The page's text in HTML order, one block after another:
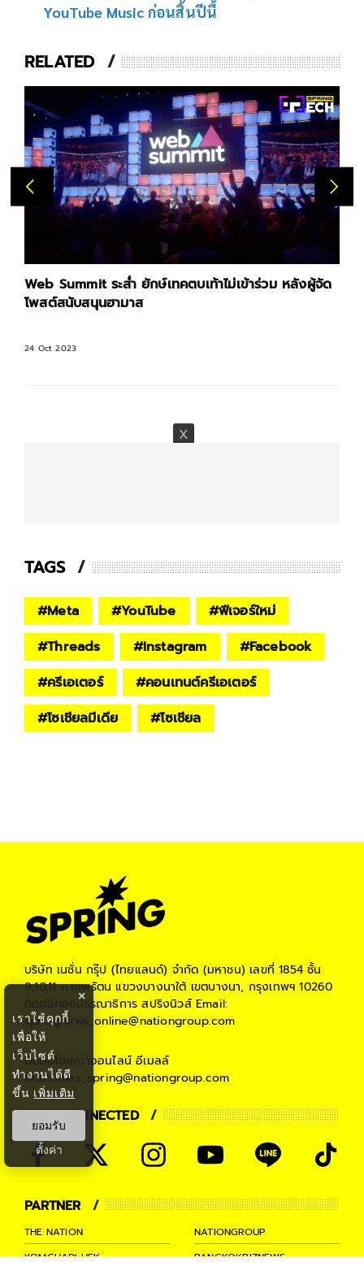
YouTube Music ก่อนสิ้นปีนี้
RELATED
Web Summit ระส่ำ ยักษ์เทคตบเท้าไม่เข้าร่วม หลังผู้จัด
โพสต์สนับสนุนฮามาส
24 Oct 2023
TAGS
#Meta #YouTube #ฟีเจอร์ใหม่
#Threads #Instagram #Facebook
#ครีเอเตอร์ #คอนเทนต์ครีเอเตอร์
#โซเชียลมีเดีย #โซเชียล
บริษัท เนชั่น กรุ๊ป (ไทยแลนด์) จำกัด (มหาชน) เลขที่ 1854 ชั้น
9,10,11 ถ.เทพรัตน แขวงบางนาใต้ เขตบางนา, กรุงเทพฯ 10260
ติดต่อกองบรรณาธิการ สปริงนิวส์Email:
springnews_online@nationgroup.com
ติดต่อโฆษณาออนไลน์ อีเมลล์
teamsales_spring@nationgroup.com
STAY CONNECTED
PARTNER
THE NATION
NATIONGROUP
KOMCHADLUEK
BANGKOKBIZNEWS
×
เราใช้คุกกี้
เพื่อให้
เว็บไซต์
ทำงานได้ดี
ขึ้น เพิ่มเติม
ยอมรับ
ตั้งค่า